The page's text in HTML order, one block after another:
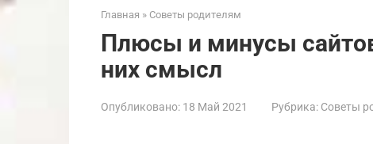
Главная » Советы родителям
Плюсы и минусы
них смысл
Опубликовано: 18 Май 2021 Рубрика: Советы